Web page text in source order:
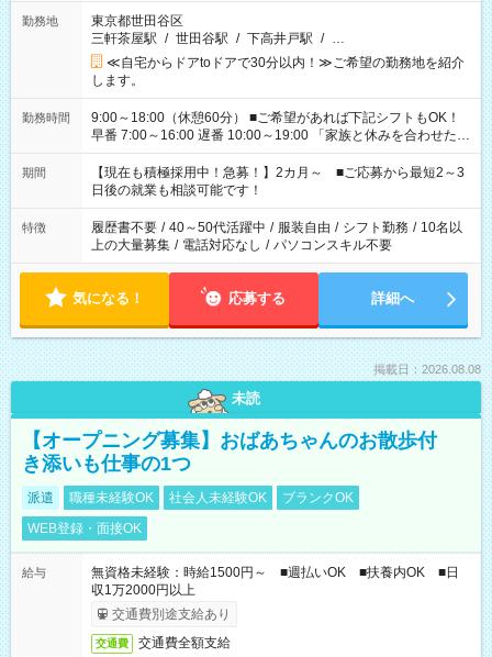
勤務地
東京都世田谷区
三軒茶屋駅 / 世田谷駅 / 下高井戸駅 / …
≪自宅からドアtoドアで30分以内！≫ご希望の勤務地を紹介
します。
勤務時間
9:00～18:00（休憩60分） ■ご希望があれば下記シフトもOK！
早番 7:00～16:00 遅番 10:00～19:00 「家族と休みを合わせた
い」 「余裕を持って夕飯の準備がしたい」 「できれば残業はし
たくない」 など、ご希望を教えてくださいね。 ※Wワーク希望
の方へ 今ご覧のお仕事で希望する勤務時間と、もう1つのお仕事
の勤務時間。 合計で週40時間を超える場合は応募できません。
期間
【現在も積極採用中！急募！】2カ月～ ■ご応募から最短2～3
日後の就業も相談可能です！
特徴 履歴書不要 / 40～50代活躍中 / 服装自由 / シフト勤務 / 10名以
上の大量募集 / 電話対応なし / パソコンスキル不要
気になる！ 応募する 詳細へ
掲載日：2026.08.08
未読
【オープニング募集】おばあちゃんのお散歩付
き添いも仕事の1つ
派遣 職種未経験OK 社会人未経験OK
ブランクOK
WEB登録・面接OK
給与
無資格未経験：時給1500円～ ■週払いOK ■扶養内OK ■日
収1万2000円以上
交通費別途支給あり
交通費 交通費全額支給